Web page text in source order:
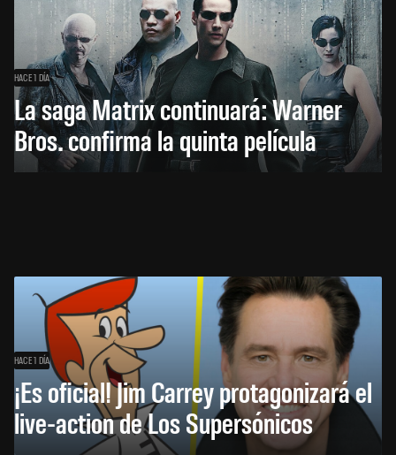
HACE 1 DÍA
La saga Matrix continuará: Warner
Bros. confirma la quinta película
HACE 1 DÍA
¡Es oficial! Jim Carrey protagonizará el
live-action de Los Supersónicos